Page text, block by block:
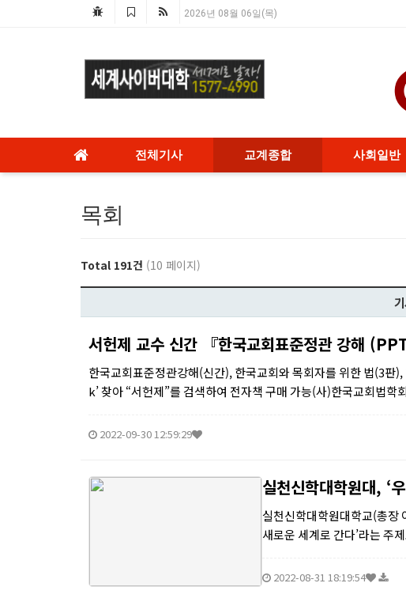
2026년 08월 06일(목)
전체기사 교계종합 사회일반
목회
Total 191건 (10 페이지)
서헌제 교수 신간 『한국교회표준정관 강해
한국교회표준정관강해(신간), 한국교회와 목회자를 위한 법(3판
k’ 찾아 “서헌제”를 검색하여 전자책 구매 가능(사)한국교회법
2022-09-30 12:59:29
실천신학대학원대, ‘
실천신학대학원대학교(총장
새로운 세계로 간다’라는 주
2022-08-31 18:19:54